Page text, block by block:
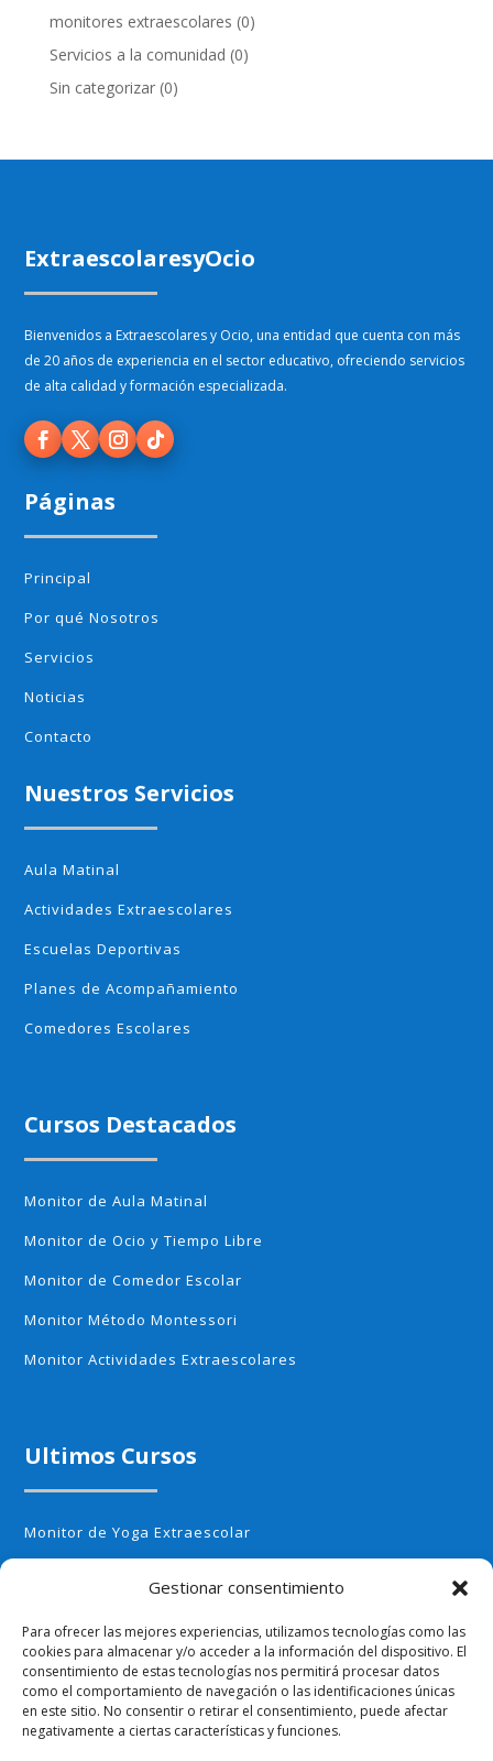
Gestionar consentimiento
Para ofrecer las mejores experiencias, utilizamos tecnologías como las
cookies para almacenar y/o acceder a la información del dispositivo. El
consentimiento de estas tecnologías nos permitirá procesar datos
como el comportamiento de navegación o las identificaciones únicas
en este sitio. No consentir o retirar el consentimiento, puede afectar
negativamente a ciertas características y funciones.
monitores extraescolares (0)
Servicios a la comunidad (0)
Sin categorizar (0)
ExtraescolaresyOcio
Bienvenidos a Extraescolares y Ocio, una entidad que cuenta con más
de 20 años de experiencia en el sector educativo, ofreciendo servicios
de alta calidad y formación especializada.
Páginas
Principal
Por qué Nosotros
Servicios
Noticias
Contacto
Nuestros Servicios
Aula Matinal
Actividades Extraescolares
Escuelas Deportivas
Planes de Acompañamiento
Comedores Escolares
Cursos Destacados
Monitor de Aula Matinal
Monitor de Ocio y Tiempo Libre
Monitor de Comedor Escolar
Monitor Método Montessori
Monitor Actividades Extraescolares
Ultimos Cursos
Monitor de Yoga Extraescolar
Monitor de Huerto Escolar
Monitor de Ajedrez